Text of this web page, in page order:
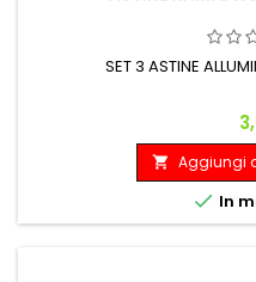
SET 3 ASTINE
 Aggiungi
 In